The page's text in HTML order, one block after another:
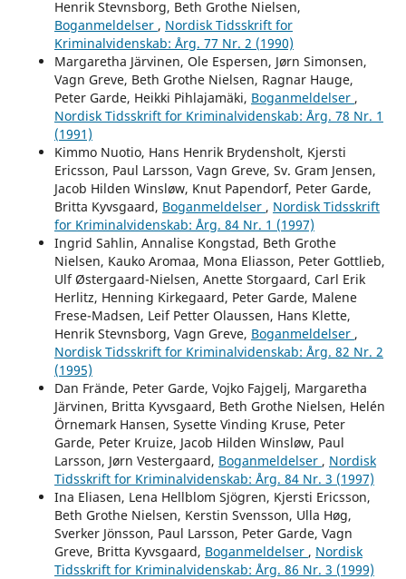
Henrik Stevnsborg, Beth Grothe Nielsen,
Boganmeldelser , Nordisk Tidsskrift for
Kriminalvidenskab: Årg. 77 Nr. 2 (1990)
Margaretha Järvinen, Ole Espersen, Jørn Simonsen,
Vagn Greve, Beth Grothe Nielsen, Ragnar Hauge,
Peter Garde, Heikki Pihlajamäki, Boganmeldelser ,
Nordisk Tidsskrift for Kriminalvidenskab: Årg. 78 Nr. 1
(1991)
Kimmo Nuotio, Hans Henrik Brydensholt, Kjersti
Ericsson, Paul Larsson, Vagn Greve, Sv. Gram Jensen,
Jacob Hilden Winsløw, Knut Papendorf, Peter Garde,
Britta Kyvsgaard, Boganmeldelser , Nordisk Tidsskrift
for Kriminalvidenskab: Årg. 84 Nr. 1 (1997)
Ingrid Sahlin, Annalise Kongstad, Beth Grothe
Nielsen, Kauko Aromaa, Mona Eliasson, Peter Gottlieb,
Ulf Østergaard-Nielsen, Anette Storgaard, Carl Erik
Herlitz, Henning Kirkegaard, Peter Garde, Malene
Frese-Madsen, Leif Petter Olaussen, Hans Klette,
Henrik Stevnsborg, Vagn Greve, Boganmeldelser ,
Nordisk Tidsskrift for Kriminalvidenskab: Årg. 82 Nr. 2
(1995)
Dan Frände, Peter Garde, Vojko Fajgelj, Margaretha
Järvinen, Britta Kyvsgaard, Beth Grothe Nielsen, Helén
Örnemark Hansen, Sysette Vinding Kruse, Peter
Garde, Peter Kruize, Jacob Hilden Winsløw, Paul
Larsson, Jørn Vestergaard, Boganmeldelser , Nordisk
Tidsskrift for Kriminalvidenskab: Årg. 84 Nr. 3 (1997)
Ina Eliasen, Lena Hellblom Sjögren, Kjersti Ericsson,
Beth Grothe Nielsen, Kerstin Svensson, Ulla Høg,
Sverker Jönsson, Paul Larsson, Peter Garde, Vagn
Greve, Britta Kyvsgaard, Boganmeldelser , Nordisk
Tidsskrift for Kriminalvidenskab: Årg. 86 Nr. 3 (1999)